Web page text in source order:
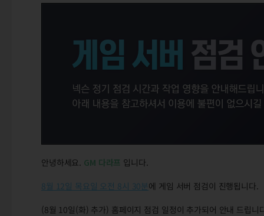
안녕하세요. GM 다라프 입니다.
8월 12일 목요일 오전 8시 30분에 게임 서버 점검이 진행됩니다.
(8월 10일(화) 추가) 홈페이지 점검 일정이 추가되어 안내 드립니